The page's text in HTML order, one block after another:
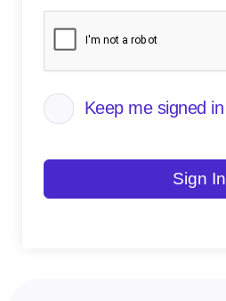
Keep me signed in
Sign In